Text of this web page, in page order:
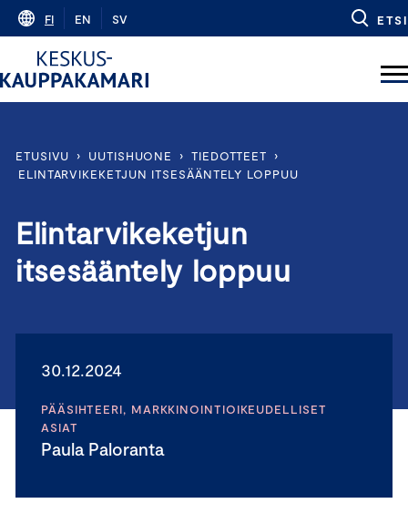
Skip
content
FI EN SV ETSI
ETUSIVU › UUTISHUONE › TIEDOTTEET
›
ELINTARVIKEKETJUN ITSESÄÄNTELY LOPPUU
Elintarvikeketjun
itsesääntely loppuu
30.12.2024
PÄÄSIHTEERI, MARKKINOINTIOIKEUDELLISET
ASIAT
Paula Paloranta